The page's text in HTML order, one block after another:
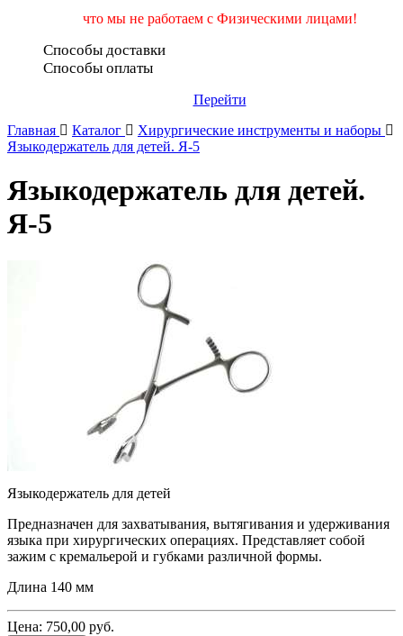
что мы не работаем с Физическими лицами!
Способы доставки
Способы оплаты
Перейти
Главная
Каталог
Хирургические инструменты и наборы
Языкодержатель для детей. Я-5
Языкодержатель для детей.
Я-5
Языкодержатель для детей
Предназначен для захватывания, вытягивания и удерживания
языка при хирургических операциях. Представляет собой
зажим с кремальерой и губками различной формы.
Длина 140 мм
Цена: 750,00 руб.